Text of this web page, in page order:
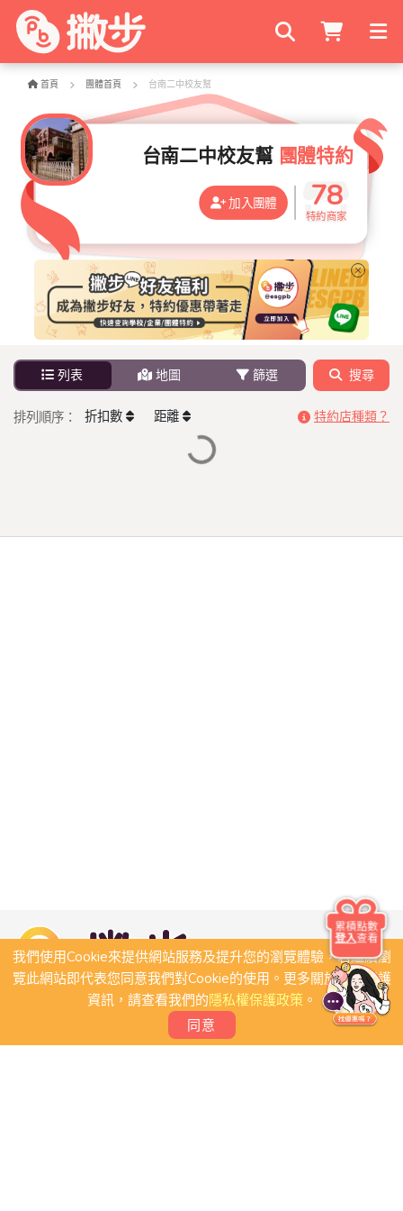
搜尋商家
首頁 團體首頁 台南二中校友幫
台南二中校友幫 團體特約
加入團體 78
特約商家
列表 地圖 篩選 搜尋
排列順序： 折扣數 距離 特約店種類？
Loading...
我們使用Cookie來提供網站服務及提升您的瀏覽體驗，若繼續瀏
覽此網站即代表您同意我們對Cookie的使用。更多關於隱私保護
資訊，請查看我們的隱私權保護政策。
同意
累積點數
登入查看